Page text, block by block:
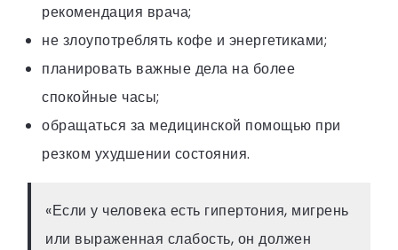
рекомендация врача;
не злоупотреблять кофе и энергетиками;
планировать важные дела на более
спокойные часы;
обращаться за медицинской помощью при
резком ухудшении состояния.
«Если у человека есть гипертония, мигрень
или выраженная слабость, он должен